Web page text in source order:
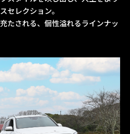
セレクション。
たされる、個性溢れるラインナッ